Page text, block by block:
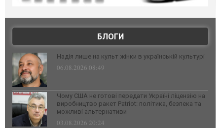
БЛОГИ
Надія лише на культ жінки в українській культурі
06.08.2026 08:49
Чому США не готові передати Україні ліцензію на
виробництво ракет Patriot: політика, безпека та
можливі альтернативи
03.08.2026 20:24